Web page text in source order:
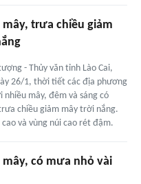
trưa chiều giảm
- Thủy văn tỉnh Lào Cai,
26/1, thời tiết các địa phương
mây, đêm và sáng có
chiều giảm mây trời nắng.
và vùng núi cao rét đậm.
có mưa nhỏ vài